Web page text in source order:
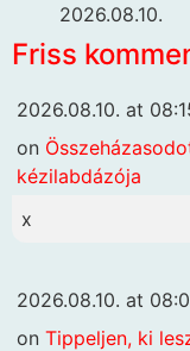
2026.08.10.
Friss
2026.08.10. at
on
kézilabdázója
x
2026.08.10. at
on Tippeljen, ki